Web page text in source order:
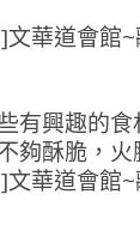
有興趣的
夠酥脆，火